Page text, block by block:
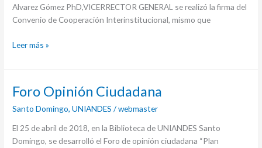
Alvarez Gómez PhD,VICERRECTOR GENERAL se realizó la firma del
Convenio de Cooperación Interinstitucional, mismo que
Leer más »
Foro Opinión Ciudadana
Santo Domingo,UNIANDES /webmaster
El 25 de abril de 2018, en la Biblioteca de UNIANDES Santo
Domingo, se desarrolló el Foro de opinión ciudadana “Plan
Foro
Ciudadana